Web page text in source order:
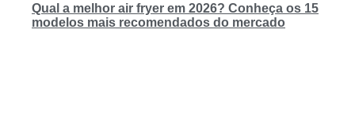
Qual a melhor air fryer em 2026? Conheça os 15
modelos mais recomendados do mercado